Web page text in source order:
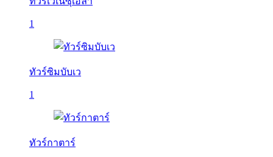
1
ทัวร์ซิมบับเว
1
ทัวร์กาตาร์